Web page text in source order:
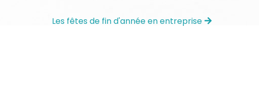
Les fêtes de fin d'année en entreprise